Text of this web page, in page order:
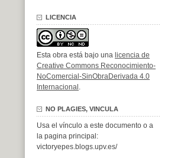
LICENCIA
Esta obra está bajo una licencia de
Creative Commons Reconocimiento-
NoComercial-SinObraDerivada 4.0
Internacional .
NO PLAGIES, VINCULA
Usa el vínculo a este documento o a
la pagina principal:
victoryepes.blogs.upv.es/